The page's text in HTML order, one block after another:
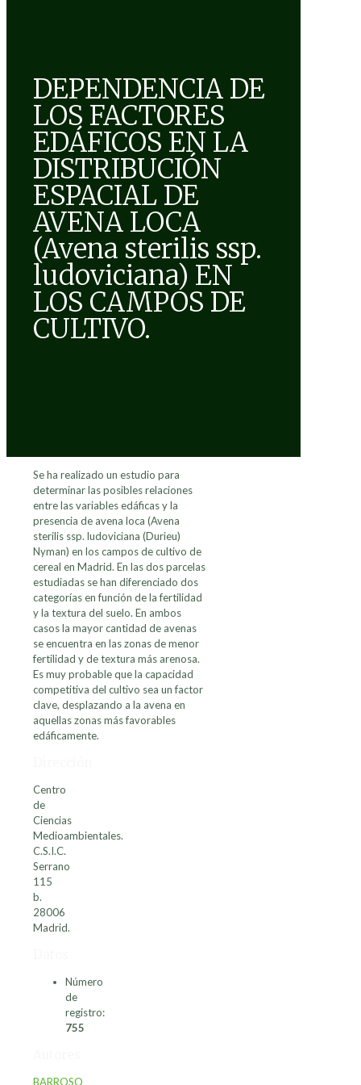
DEPENDENCIA DE
LOS FACTORES
EDÁFICOS EN LA
DISTRIBUCIÓN
ESPACIAL DE
AVENA LOCA
(Avena sterilis ssp.
ludoviciana) EN
LOS CAMPOS DE
CULTIVO.
Se ha realizado un estudio para
determinar las posibles relaciones
entre las variables edáficas y la
presencia de avena loca (Avena
sterilis ssp. ludoviciana (Durieu)
Nyman) en los campos de cultivo de
cereal en Madrid. En las dos parcelas
estudiadas se han diferenciado dos
categorías en función de la fertilidad
y la textura del suelo. En ambos
casos la mayor cantidad de avenas
se encuentra en las zonas de menor
fertilidad y de textura más arenosa.
Es muy probable que la capacidad
competitiva del cultivo sea un factor
clave, desplazando a la avena en
aquellas zonas más favorables
edáficamente.
Centro
de
Ciencias
Medioambientales.
C.S.I.C.
Serrano
115
b.
28006
Madrid.
Número
de
registro:
755
BARROSO